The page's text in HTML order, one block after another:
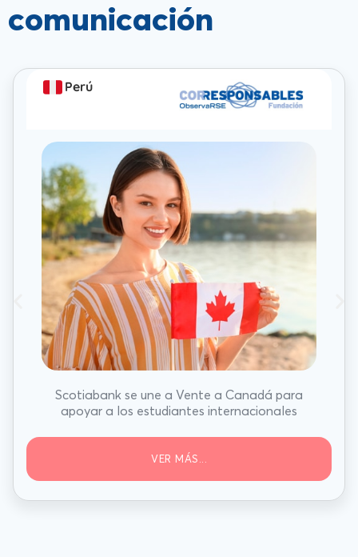
comunicación
Perú
Scotiabank se une a Vente a Canadá para
apoyar a los estudiantes internacionales
VER MÁS...